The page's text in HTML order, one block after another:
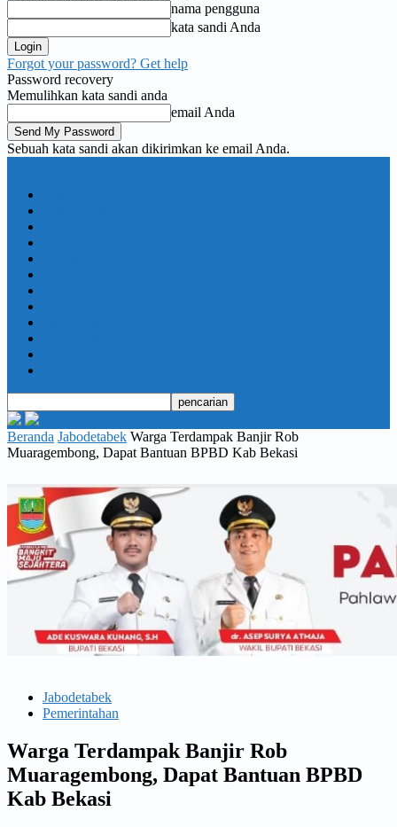
nama pengguna
kata sandi Anda
Forgot your password? Get help
Password recovery
Memulihkan kata sandi anda
email Anda
Sebuah kata sandi akan dikirimkan ke email Anda.
Beranda Jabodetabek Warga Terdampak Banjir Rob
Muaragembong, Dapat Bantuan BPBD Kab Bekasi
Jabodetabek
Pemerintahan
Warga Terdampak Banjir Rob
Muaragembong, Dapat Bantuan BPBD
Kab Bekasi